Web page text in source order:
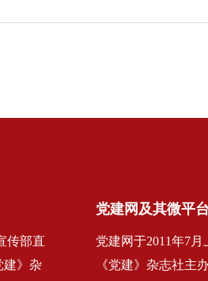
传部直
建》杂
党建网及其微平
党建网于2011年7
《党建》杂志社主